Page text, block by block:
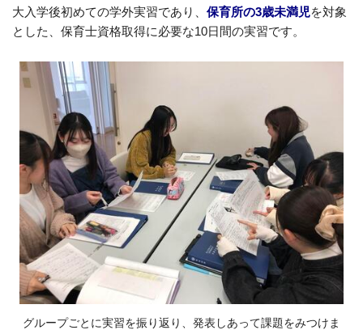
大入学後初めての学外実習であり、 保育所の3歳未満児を対象
とした、保育士資格取得に必要な10日間の実習です。
グループごとに実習を振り返り、発表しあって課題をみつけま